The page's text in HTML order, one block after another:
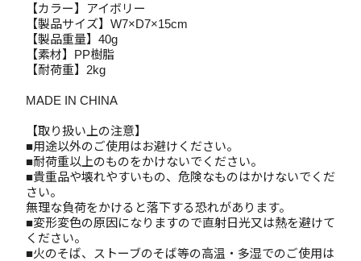
【カラー】アイボリー
【製品サイズ】W7×D7×15cm
【製品重量】40g
【素材】PP樹脂
【耐荷重】2kg
MADE IN CHINA
【取り扱い上の注意】
■用途以外のご使用はお避けください。
■耐荷重以上のものをかけないでください。
■貴重品や壊れやすいもの、危険なものはかけないでくだ
さい。
無理な負荷をかけると落下する恐れがあります。
■変形変色の原因になりますので直射日光又は熱を避けて
ください。
■火のそば、ストーブのそば等の高温・多湿でのご使用は